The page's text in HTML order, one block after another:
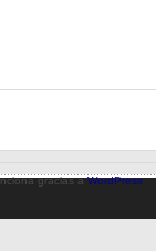
gracias aWordPress